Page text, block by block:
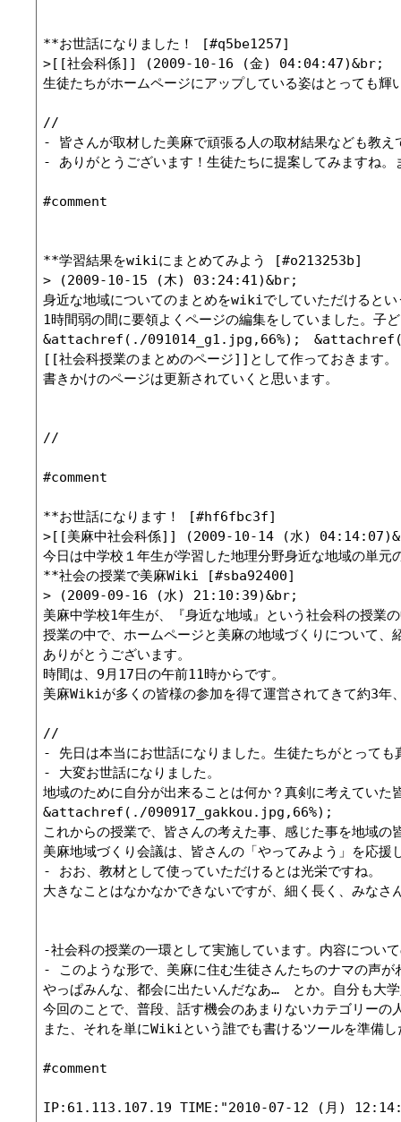
**お世話になりました！ [#q5be1257]
>[[社会科係]] (2009-10-16 (金) 04:04:47)&br;
生徒たちがホームページにアップしている姿はとっても
//
- 皆さんが取材した美麻で頑張る人の取材結果など
- ありがとうございます！生徒たちに提案してみます
#comment
**学習結果をwikiにまとめてみよう [#o213253b]
> (2009-10-15 (木) 03:24:41)&br;
身近な地域についてのまとめをwikiでしていただけると
1時間弱の間に要領よくページの編集をしていました。子
&attachref(./091014_g1.jpg,66%);　
[[社会科授業のまとめのページ]]として作っておきます。
書きかけのページは更新されていくと思います。
//
#comment
**お世話になります！ [#hf6fbc3f]
>[[美麻中社会科係]] (2009-10-14 (水)
今日は中学校１年生が学習した地理分野身近な地域の単
**社会の授業で美麻Wiki [#sba92400]
> (2009-09-16 (水) 21:10:39)&br;
美麻中学校1年生が、『身近な地域』という社会科の授
授業の中で、ホームページと美麻の地域づくりについて
ありがとうございます。
時間は、9月17日の午前11時からです。
美麻Wikiが多くの皆様の参加を得て運営されてきて約3年
//
- 先日は本当にお世話になりました。生徒たちがとっ
- 大変お世話になりました。
地域のために自分が出来ることは何か？真剣に考えてい
&attachref(./090917_gakkou.jpg,66%);
これからの授業で、皆さんの考えた事、感じた事を地域の
美麻地域づくり会議は、皆さんの「やってみよう
- おお、教材として使っていただけるとは光栄ですね。
大きなことはなかなかできないですが、細く長く、
-社会科の授業の一環として実施しています。内容につい
- このような形で、美麻に住む生徒さんたちのナマの声
やっぱみんな、都会に出たいんだなあ…　とか。自分も大
今回のことで、普段、話す機会のあまりないカテゴリー
また、それを単にWikiという誰でも書けるツールを準
#comment